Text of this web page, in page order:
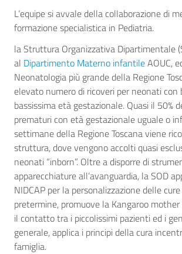
L’equipe si avvale della collaborazione di
formazione specialistica in Pediatria.
la Struttura Organizzativa Dipartimentale
al Dipartimento Materno infantileAOUC,
Neonatologia più grande della Regione
elevato numero di ricoveri per neonati con
bassissima età gestazionale. Quasi il 50%
prematuri con età gestazionale uguale o
settimane della Regione Toscana viene
struttura, dove vengono accolti quasi
neonati “inborn”. Oltre a disporre di
apparecchiature all’avanguardia, la SOD
NIDCAP per la personalizzazione delle
pretermine, promuove la Kangaroo
il contatto tra i piccolissimi pazienti ed i
generale, applica i principi della cura
famiglia.